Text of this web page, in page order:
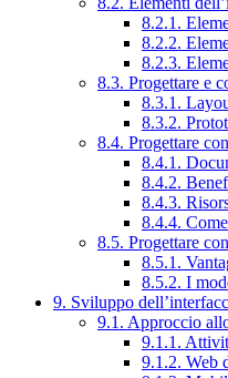
8.2.1.
8.2.2.
8.2.3.
8.3. Progettare e
8.3.1.
8.3.2.
8.4. Progettare
8.4.1.
8.4.2.
8.4.3.
8.4.4.
8.5. Progettare
8.5.1.
8.5.2. I
9. Sviluppo
9.1. Approccio
9.1.1.
9.1.2. Web